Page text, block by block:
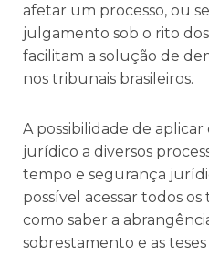
afetar um processo, ou
julgamento sob o rito
facilitam a solução de
nos tribunais brasileiros.
A possibilidade de
jurídico a diversos
tempo e segurança
possível acessar todos
como saber a
sobrestamento e as